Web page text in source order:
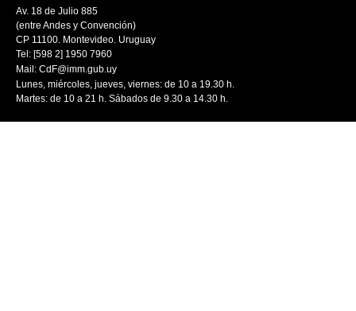
Av. 18 de Julio 885
(entre Andes y Convención)
CP 11100. Montevideo. Uruguay
Tel: [598 2] 1950 7960
Mail: CdF@imm.gub.uy
Lunes, miércoles, jueves, viernes: de 10 a 19.30 h.
Martes: de 10 a 21 h. Sábados de 9.30 a 14.30 h.